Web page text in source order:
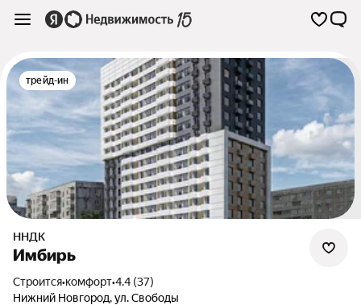
трейд-ин
ННДК
Имбирь
Строится•комфорт•4.4 (37)
Нижний Новгород,ул. Свободы